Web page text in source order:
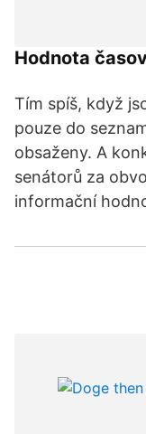
Hodnota
Tím spíš, když
pouze do
obsaženy. A
senátorů za
informační